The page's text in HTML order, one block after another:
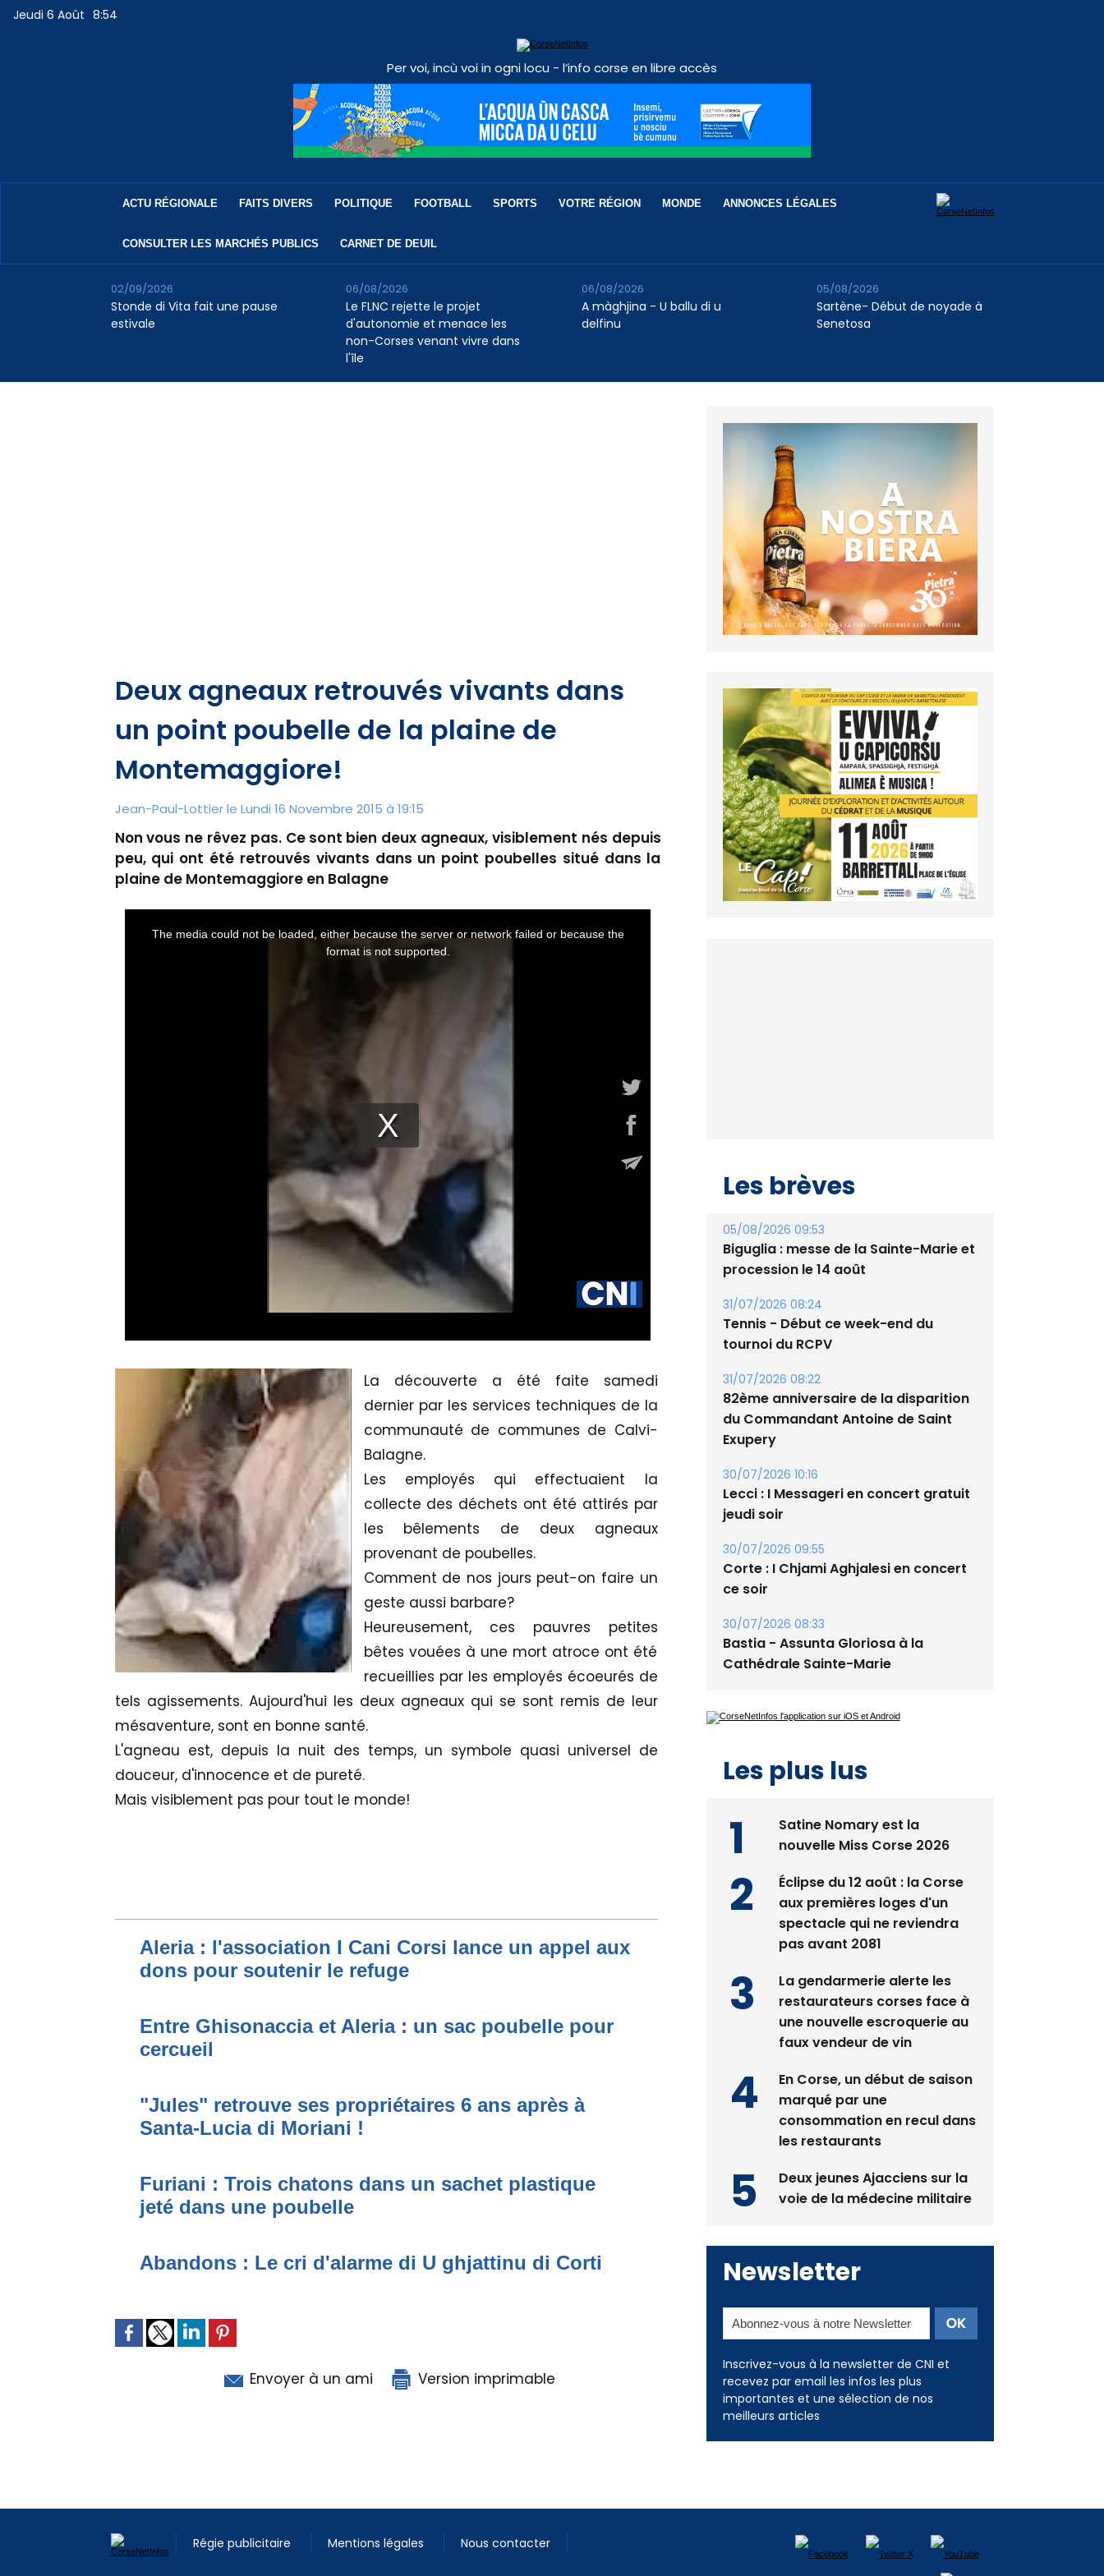
Jeudi 6 Août 8:54
Per voi, incù voi in ogni locu - l’info corse en libre accès
ACTU RÉGIONALE FAITS DIVERS POLITIQUE FOOTBALL SPORTS VOTRE RÉGION MONDE ANNONCES LÉGALES
CONSULTER LES MARCHÉS PUBLICS CARNET DE DEUIL
Stonde di Vita fait une pause
estivale
02/09/2026
Le FLNC rejette le projet
d'autonomie et menace les
non-Corses venant vivre dans
l'île
06/08/2026
A màghjina - U ballu di u
delfinu
06/08/2026
Sartène- Début de noyade à
Senetosa
05/08/2026
Deux agneaux retrouvés vivants dans
un point poubelle de la plaine de
Montemaggiore!
Jean-Paul-Lottier le Lundi 16 Novembre 2015 à 19:15
Non vous ne rêvez pas. Ce sont bien deux agneaux, visiblement nés depuis
peu, qui ont été retrouvés vivants dans un point poubelles situé dans la
plaine de Montemaggiore en Balagne
La découverte a été faite samedi
dernier par les services techniques de la
communauté de communes de Calvi-
Balagne.
Les employés qui effectuaient la
collecte des déchets ont été attirés par
les bêlements de deux agneaux
provenant de poubelles.
Comment de nos jours peut-on faire un
geste aussi barbare?
Heureusement, ces pauvres petites
bêtes vouées à une mort atroce ont été
recueillies par les employés écoeurés de
tels agissements. Aujourd'hui les deux agneaux qui se sont remis de leur
mésaventure, sont en bonne santé.
L'agneau est, depuis la nuit des temps, un symbole quasi universel de
douceur, d'innocence et de pureté.
Mais visiblement pas pour tout le monde!
Aleria : l'association I Cani Corsi lance un appel aux
dons pour soutenir le refuge
Entre Ghisonaccia et Aleria : un sac poubelle pour
cercueil
"Jules" retrouve ses propriétaires 6 ans après à
Santa-Lucia di Moriani !
Furiani : Trois chatons dans un sachet plastique
jeté dans une poubelle
Abandons : Le cri d'alarme di U ghjattinu di Corti
Envoyer à un ami Version imprimable
Les brèves
05/08/2026 09:53
Biguglia : messe de la Sainte-Marie et
procession le 14 août
31/07/2026 08:24
Tennis - Début ce week-end du
tournoi du RCPV
31/07/2026 08:22
82ème anniversaire de la disparition
du Commandant Antoine de Saint
Exupery
30/07/2026 10:16
Lecci : I Messageri en concert gratuit
jeudi soir
30/07/2026 09:55
Corte : I Chjami Aghjalesi en concert
ce soir
30/07/2026 08:33
Bastia - Assunta Gloriosa à la
Cathédrale Sainte-Marie
Les plus lus
Satine Nomary est la
nouvelle Miss Corse 2026
Éclipse du 12 août : la Corse
aux premières loges d'un
spectacle qui ne reviendra
pas avant 2081
La gendarmerie alerte les
restaurateurs corses face à
une nouvelle escroquerie au
faux vendeur de vin
En Corse, un début de saison
marqué par une
consommation en recul dans
les restaurants
Deux jeunes Ajacciens sur la
voie de la médecine militaire
Newsletter
Inscrivez-vous à la newsletter de CNI et
recevez par email les infos les plus
importantes et une sélection de nos
meilleurs articles
Régie publicitaire Mentions légales Nous contacter